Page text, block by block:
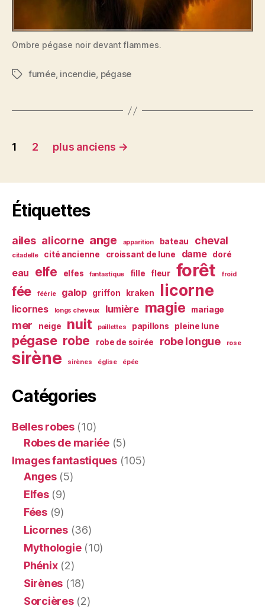
Ombre pégase noir devant flammes.
Étiquettes
fumée, incendie, pégase
Navigation
articles
1 2 plus anciens →
Étiquettes
ailes alicorne ange apparition bateau cheval
citadelle cité ancienne croissant de lune dame doré
eau elfe elfes fantastique fille fleur forêt froid
fée féérie galop griffon kraken licorne
licornes longs cheveux lumière magie mariage
mer neige nuit paillettes papillons pleine lune
pégase robe robe de soirée robe longue rose
sirène sirènes église épée
Catégories
Belles robes(10)
Robes de mariée(5)
Images fantastiques(105)
Anges(5)
Elfes(9)
Fées(9)
Licornes(36)
Mythologie(10)
Phénix(2)
Sirènes (18)
Sorcières(2)